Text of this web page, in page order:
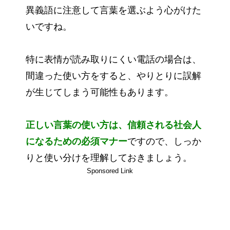
異義語に注意して言葉を選ぶよう心がけた
いですね。
特に表情が読み取りにくい電話の場合は、
間違った使い方をすると、やりとりに誤解
が生じてしまう可能性もあります。
正しい言葉の使い方は、信頼される社会人
になるための必須マナーですので、しっか
りと使い分けを理解しておきましょう。
Sponsored Link